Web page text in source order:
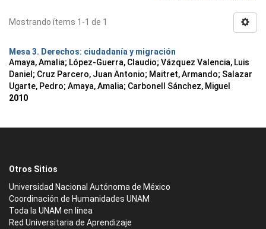
Mostrando ítems 1-1 de 1
Mesa 3. Derechos: ciudadanía y migración
Amaya, Amalia; López-Guerra, Claudio; Vázquez Valencia, Luis
Daniel ; Cruz Parcero, Juan Antonio; Maitret, Armando; Salazar
Ugarte, Pedro; Amaya, Amalia; Carbonell Sánchez, Miguel
2010
Otros Sitios
Universidad Nacional Autónoma de México
Coordinación de Humanidades UNAM
Toda la UNAM en línea
Red Universitaria de Aprendizaje